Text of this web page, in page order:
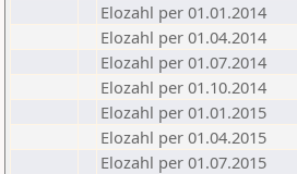
Elozahl per 01.01.2014
Elozahl per 01.04.2014
Elozahl per 01.07.2014
Elozahl per 01.10.2014
Elozahl per 01.01.2015
Elozahl per 01.04.2015
Elozahl per 01.07.2015